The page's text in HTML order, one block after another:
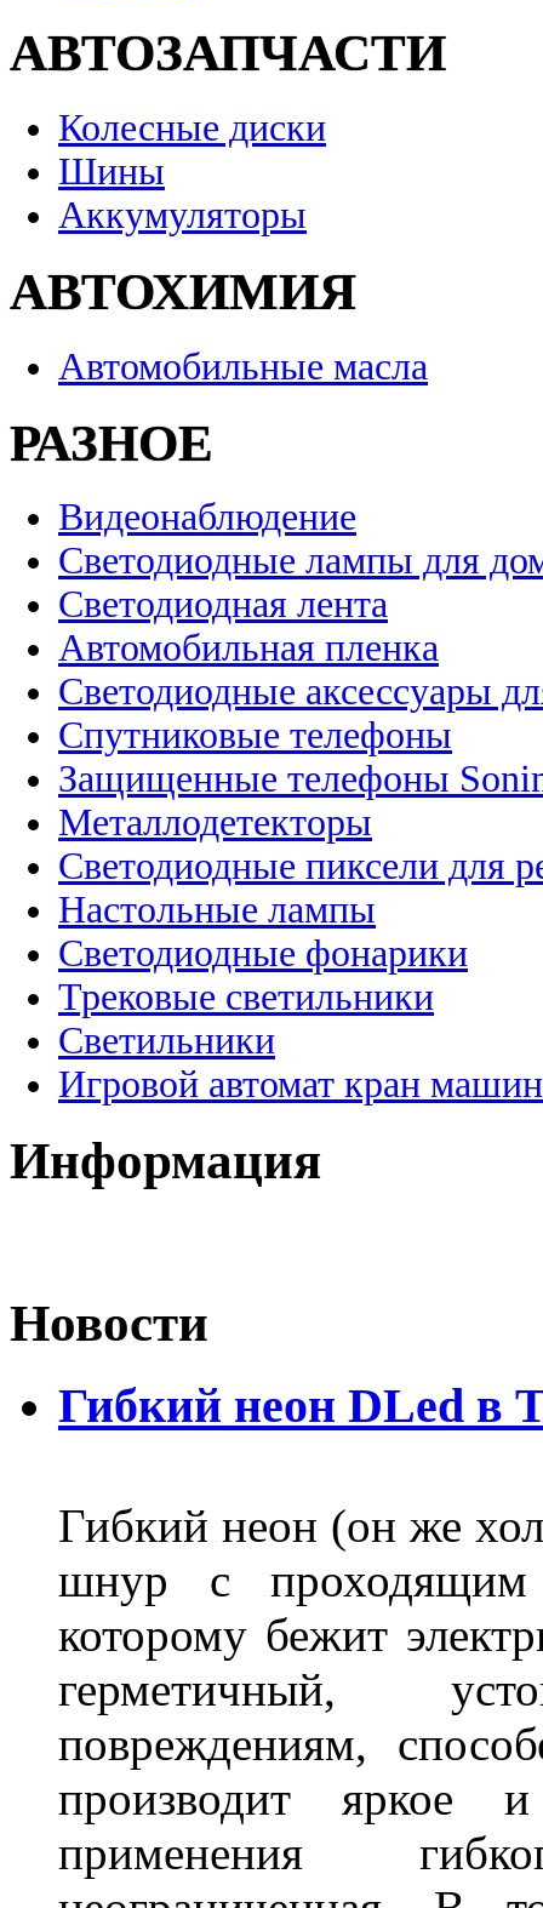
АВТОЗАПЧАСТИ
Колесные диски
Шины
Аккумуляторы
АВТОХИМИЯ
Автомобильные масла
РАЗНОЕ
Видеонаблюдение
Светодиодные лампы для
Светодиодная лента
Автомобильная пленка
Светодиодные аксессуары
Спутниковые телефоны
Защищенные телефоны
Металлодетекторы
Светодиодные пиксели для
Настольные лампы
Светодиодные фонарики
Трековые светильники
Светильники
Игровой автомат кран
Информация
Новости
Гибкий неон DLed в
Гибкий неон (он же
шнур с
которому бежит
герметичный,
повреждениям,
производит яркое
применения